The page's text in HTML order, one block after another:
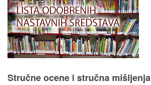
Stručne ocene i stručna mišljenja